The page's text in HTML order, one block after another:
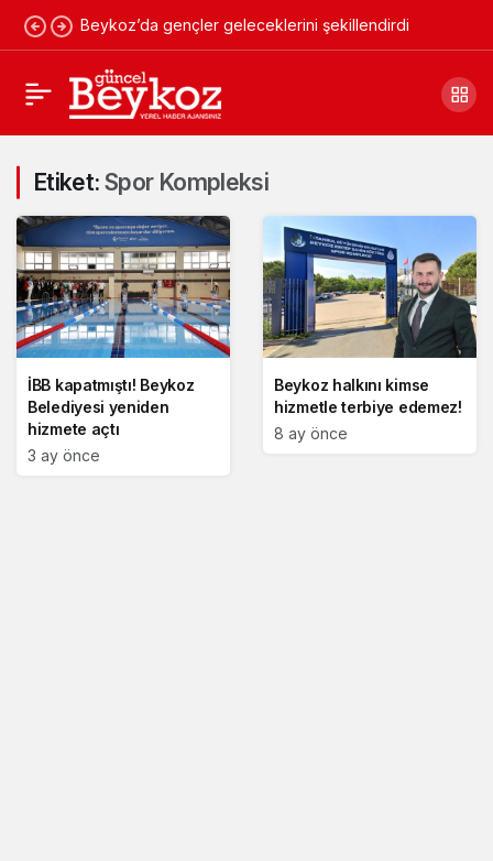
Beykoz’da gençler geleceklerini şekillendirdi
Etiket: Spor Kompleksi
İBB kapatmıştı! Beykoz
Belediyesi yeniden
hizmete açtı
3 ay önce
Beykoz halkını kimse
hizmetle terbiye edemez!
8 ay önce